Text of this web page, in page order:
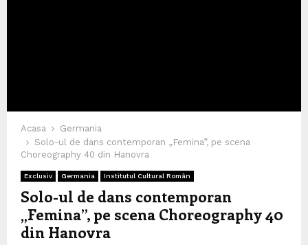
Acasa
Germania
Solo-ul de dans contemporan „Femina”, pe scena
Choreography 40 din Hanovra
Exclusiv Germania Institutul Cultural Român
Solo-ul de dans contemporan
„Femina”, pe scena Choreography 40
din Hanovra